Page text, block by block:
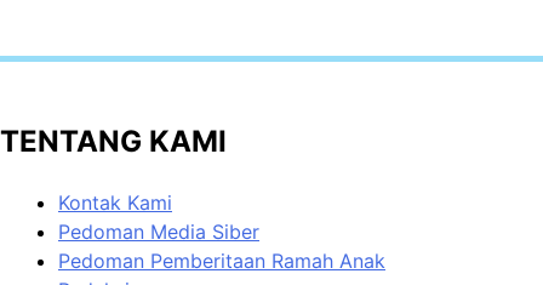
TENTANG KAMI
Kontak Kami
Pedoman Media Siber
Pedoman Pemberitaan Ramah Anak